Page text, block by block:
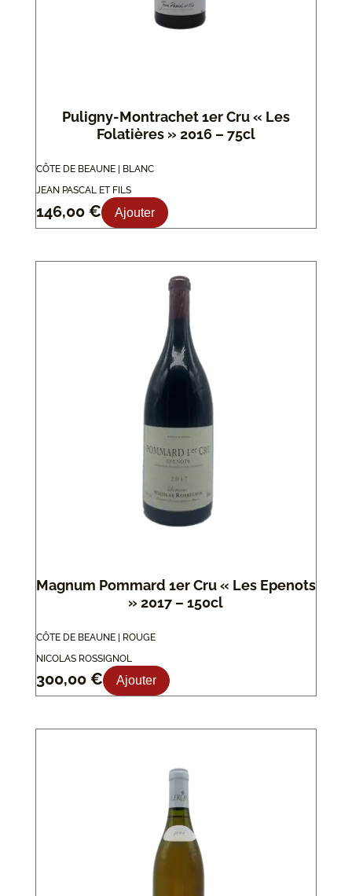
Puligny-Montrachet 1er Cru « Les
Folatières » 2016 – 75cl
CÔTE DE BEAUNE | BLANC
JEAN PASCAL ET FILS
146,00 € Ajouter
Magnum Pommard 1er Cru « Les Epenots
» 2017 – 150cl
CÔTE DE BEAUNE | ROUGE
NICOLAS ROSSIGNOL
300,00 € Ajouter